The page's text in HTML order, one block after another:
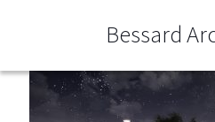
Bessard